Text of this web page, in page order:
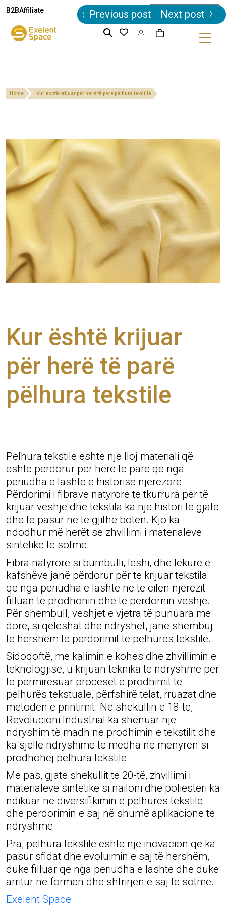
B2BAffiliate
Home Kur është krijuar për herë të parë pëlhura tekstile
Kur është krijuar
për herë të parë
pëlhura tekstile
Pelhura tekstile është një lloj materiali që
është përdorur për herë të parë që nga
periudha e lashtë e historisë njerëzore.
Përdorimi i fibrave natyrore të tkurrura për të
krijuar veshje dhe tekstila ka një histori të gjatë
dhe të pasur në të gjithë botën. Kjo ka
ndodhur më herët se zhvillimi i materialeve
sintetike të sotme.
Fibra natyrore si bumbulli, leshi, dhe lëkurë e
kafshëve janë përdorur për të krijuar tekstila
që nga periudha e lashtë në të cilën njerëzit
filluan të prodhonin dhe të përdornin veshje.
Për shembull, veshjet e vjetra të punuara me
dorë, si qeleshat dhe ndryshët, janë shembuj
të hershëm të përdorimit të pelhurës tekstile.
Sidoqoftë, me kalimin e kohës dhe zhvillimin e
teknologjisë, u krijuan teknika të ndryshme për
të përmirësuar proceset e prodhimit të
pelhurës tekstuale, përfshirë telat, rruazat dhe
metoden e printimit. Në shekullin e 18-të,
Revolucioni Industrial ka shënuar një
ndryshim të madh në prodhimin e tekstilit dhe
ka sjellë ndryshime të mëdha në mënyrën si
prodhohej pelhura tekstile.
Më pas, gjatë shekullit të 20-të, zhvillimi i
materialeve sintetike si nailoni dhe poliesteri ka
ndikuar në diversifikimin e pelhurës tekstile
dhe përdorimin e saj në shumë aplikacione të
ndryshme.
Pra, pelhura tekstile është një inovacion që ka
pasur sfidat dhe evoluimin e saj të hershëm,
duke filluar që nga periudha e lashtë dhe duke
arritur në formën dhe shtrirjen e saj të sotme.
Exelent Space
Post
navigation
Previous post Next post